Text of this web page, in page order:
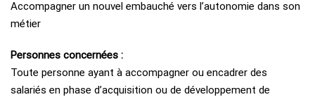
Accompagner un nouvel embauché vers l’autonomie dans son
métier
Personnes concernées :
Toute personne ayant à accompagner ou encadrer des
salariés en phase d’acquisition ou de développement de